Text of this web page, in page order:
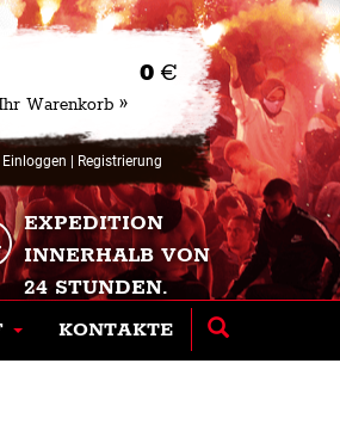
0 €
Warenkorb »
Einloggen Registrierung
EXPEDITION
INNERHALB VON
24 STUNDEN.
KONTAKTE